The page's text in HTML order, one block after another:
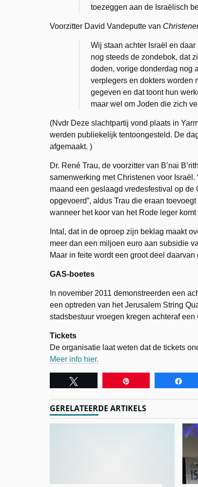
toezeggen aan de Israëlisch
Voorzitter David Vandeputte van
Wij staan achter Israël en
nog steeds de zondebok, dat
doden, vorige donderdag nog
verplegers en dokters worden
gegeven en dat toont hun
maar wel om Joden die zich
(Nvdr Deze slachtpartij vond plaats in
werden publiekelijk tentoongesteld. De
afgemaakt. )
Dr. René Trau, de voorzitter van B’nai
samenwerking met Christenen voor
maand een geslaagd vredesfestival op
opgevoerd”, aldus Trau die eraan
wanneer het koor van het Rode leger
Intal, dat in de oproep zijn beklag maakt
meer dan een miljoen euro aan subsidie
Maar in feite wordt een groot deel
GAS-boetes
In november 2011 demonstreerden een
een optreden van het Jerusalem String
stadsbestuur vroegen kregen achteraf
Tickets
De organisatie laat weten dat de tickets
Meer info hier.
GERELATEERDE ARTIKELS